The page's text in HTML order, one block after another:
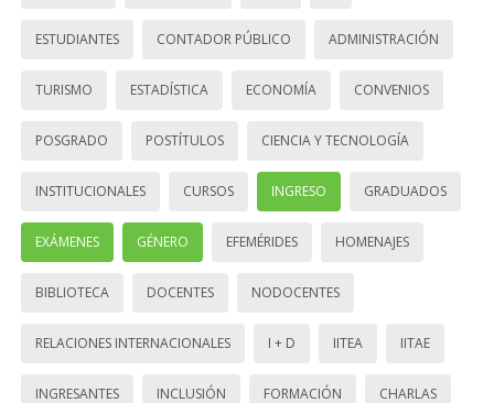
ESTUDIANTES CONTADOR PÚBLICO ADMINISTRACIÓN
TURISMO ESTADÍSTICA ECONOMÍA CONVENIOS
POSGRADO POSTÍTULOS CIENCIA Y TECNOLOGÍA
INSTITUCIONALES CURSOS INGRESO GRADUADOS
EXÁMENES GÉNERO EFEMÉRIDES HOMENAJES
BIBLIOTECA DOCENTES NODOCENTES
RELACIONES INTERNACIONALES I + D IITEA IITAE
INGRESANTES INCLUSIÓN FORMACIÓN CHARLAS